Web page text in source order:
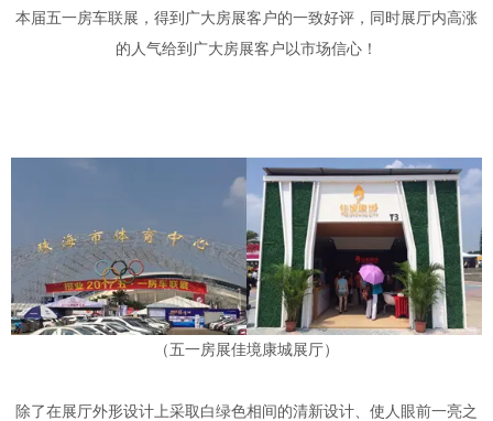
本届五一房车联展，得到广大房展客户的一致好评，同时展厅内高涨
的人气给到广大房展客户以市场信心！
（五一房展佳境康城展厅）
除了在展厅外形设计上采取白绿色相间的清新设计、使人眼前一亮之